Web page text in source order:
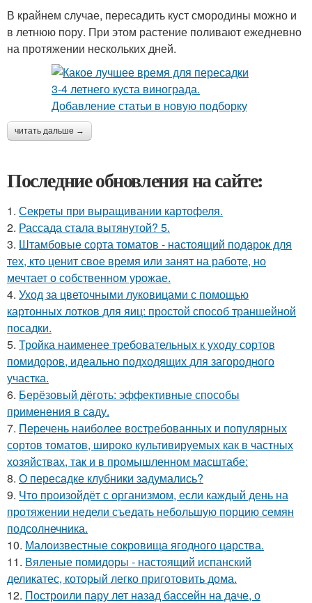
В крайнем случае, пересадить куст смородины можно и
в летнюю пору. При этом растение поливают ежедневно
на протяжении нескольких дней.
читать дальше →
Последние обновления на сайте:
1. Секреты при выращивании картофеля.
2. Рассада стала вытянутой? 5.
3. Штамбовые сорта томатов - настоящий подарок для
тех, кто ценит свое время или занят на работе, но
мечтает о собственном урожае.
4. Уход за цветочными луковицами с помощью
картонных лотков для яиц: простой способ траншейной
посадки.
5. Тройка наименее требовательных к уходу сортов
помидоров, идеально подходящих для загородного
участка.
6. Берёзовый дёготь: эффективные способы
применения в саду.
7. Перечень наиболее востребованных и популярных
сортов томатов, широко культивируемых как в частных
хозяйствах, так и в промышленном масштабе:
8. О пересадке клубники задумались?
9. Что произойдёт с организмом, если каждый день на
протяжении недели съедать небольшую порцию семян
подсолнечника.
10. Малоизвестные сокровища ягодного царства.
11. Вяленые помидоры - настоящий испанский
деликатес, который легко приготовить дома.
12. Построили пару лет назад бассейн на даче, о